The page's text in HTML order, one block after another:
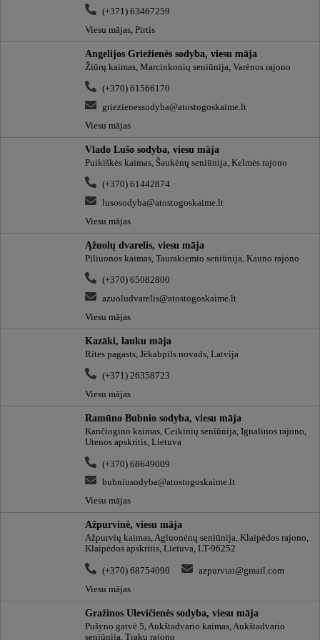
(+371) 63467259
Viesu mājas, Pirtis
Angelijos Griežienės sodyba, viesu māja
Žiūrų kaimas, Marcinkonių seniūnija, Varėnos rajono
(+370) 61566170
griezienessodyba@atostogoskaime.lt
Viesu mājas
Vlado Lušo sodyba, viesu māja
Puikiškės kaimas, Šaukėnų seniūnija, Kelmės rajono
(+370) 61442874
lusosodyba@atostogoskaime.lt
Viesu mājas
Ąžuolų dvarelis, viesu māja
Piliuonos kaimas, Taurakiemio seniūnija, Kauno rajono
(+370) 65082800
azuoludvarelis@atostogoskaime.lt
Viesu mājas
Kazāki, lauku māja
Rites pagasts, Jēkabpils novads, Latvija
(+371) 26358723
Viesu mājas
Ramūno Bubnio sodyba, viesu māja
Kančiogino kaimas, Ceikinių seniūnija, Ignalinos rajono,
Utenos apskritis, Lietuva
(+370) 68649009
bubniusodyba@atostogoskaime.lt
Viesu mājas
Ažpurvinė, viesu māja
Ažpurvių kaimas, Agluonėnų seniūnija, Klaipėdos rajono,
Klaipėdos apskritis, Lietuva, LT-96252
(+370) 68754090
azpurviai@gmail.com
Viesu mājas
Gražinos Ulevičienės sodyba, viesu māja
Pušyno gatvė 5, Aukštadvario kaimas, Aukštadvario
seniūnija, Trakų rajono